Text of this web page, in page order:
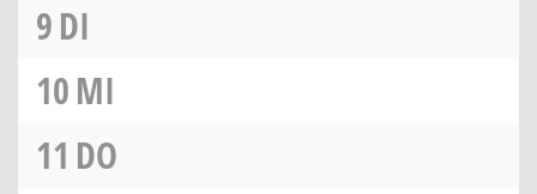
9DI
10MI
11 DO